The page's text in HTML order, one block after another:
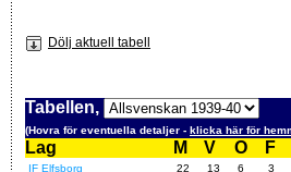
Dölj aktuell tabell
Tabellen,
(Hovra för eventuella detaljer - klicka här för
Lag
M V O F
IF Elfsborg 22 13 6 3